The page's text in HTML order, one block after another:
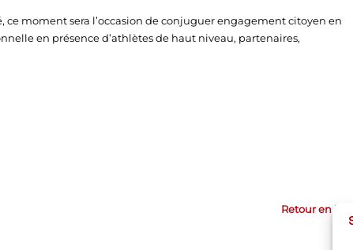
ce moment sera l’occasion de conjuguer engagement citoyen en
en présence d’athlètes de haut niveau, partenaires,
Retour en haut